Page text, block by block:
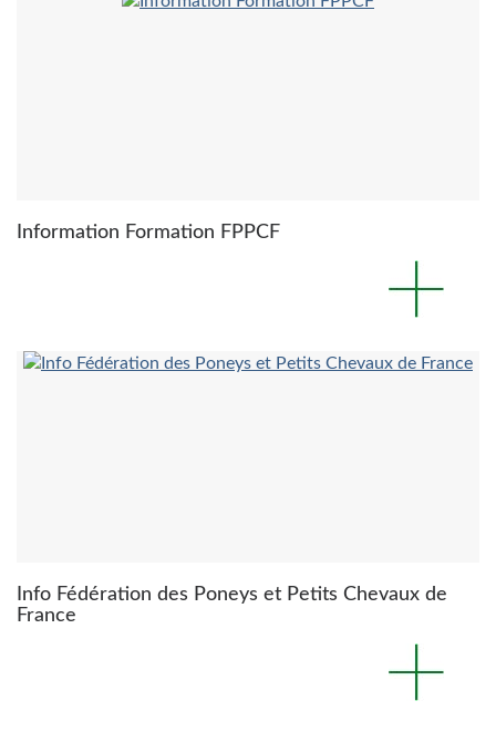
Information Formation FPPCF
Info Fédération des Poneys et Petits Chevaux de
France